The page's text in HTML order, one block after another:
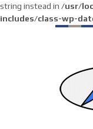
string instead in /usr/
includes/class-wp-